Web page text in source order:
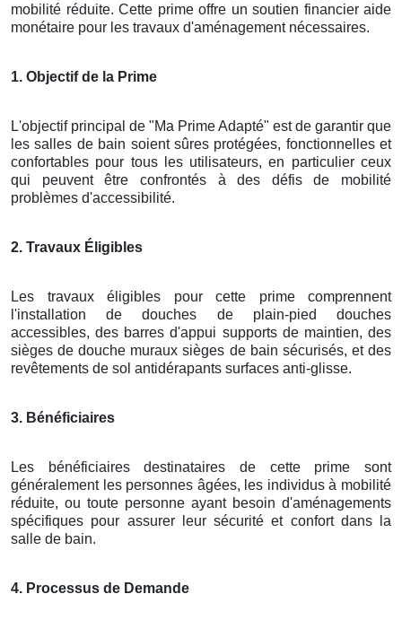
mobilité réduite. Cette prime offre un soutien financier aide
monétaire pour les travaux d'aménagement nécessaires.
1. Objectif de la Prime
L'objectif principal de "Ma Prime Adapté" est de garantir que
les salles de bain soient sûres protégées, fonctionnelles et
confortables pour tous les utilisateurs, en particulier ceux
qui peuvent être confrontés à des défis de mobilité
problèmes d'accessibilité.
2. Travaux Éligibles
Les travaux éligibles pour cette prime comprennent
l'installation de douches de plain-pied douches
accessibles, des barres d'appui supports de maintien, des
sièges de douche muraux sièges de bain sécurisés, et des
revêtements de sol antidérapants surfaces anti-glisse.
3. Bénéficiaires
Les bénéficiaires destinataires de cette prime sont
généralement les personnes âgées, les individus à mobilité
réduite, ou toute personne ayant besoin d'aménagements
spécifiques pour assurer leur sécurité et confort dans la
salle de bain.
4. Processus de Demande